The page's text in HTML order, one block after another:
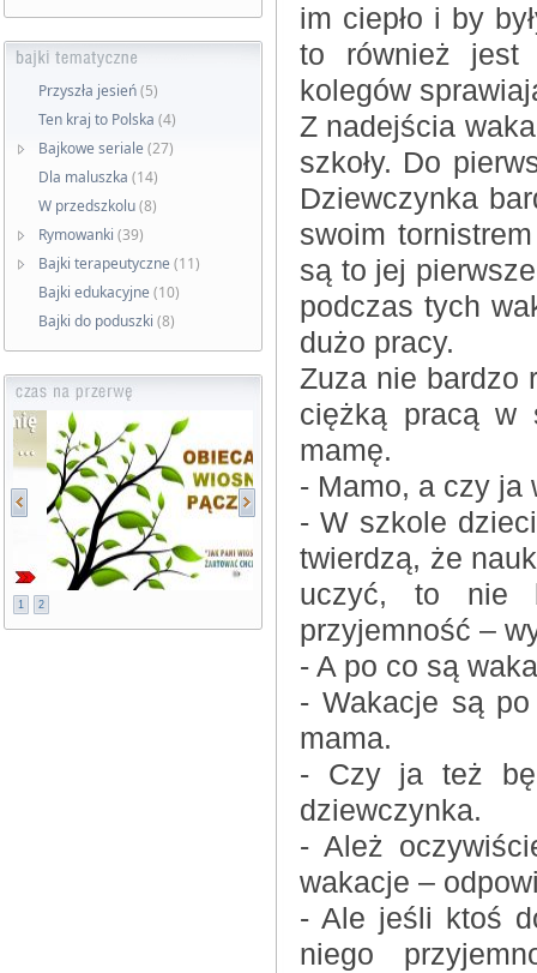
Przyszła jesień(5)
Ten kraj to Polska (4)
Bajkowe seriale (27)
Dla maluszka (14)
W przedszkolu(8)
Rymowanki (39)
Bajki terapeutyczne (11)
Bajki edukacyjne (10)
Bajki do poduszki (8)
1 2
im ciepło i by
to również jest
kolegów
Z nadejścia
szkoły. Do
Dziewczynka
swoim
są to jej
podczas tych
dużo pracy.
Zuza nie bardzo
ciężką pracą w
mamę.
- Mamo, a czy ja
- W szkole
twierdzą, że
uczyć, to nie
przyjemność –
- A po co są
- Wakacje są po
mama.
- Czy ja też
dziewczynka.
- Ależ
wakacje –
- Ale jeśli ktoś
niego